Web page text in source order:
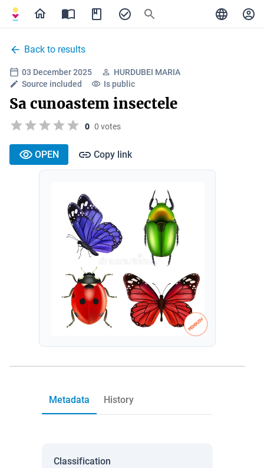
Back to results
03 December 2025
HURDUBEI MARIA
Source included
Is public
Sa cunoastem insectele
0 0 votes
OPEN Copy link
Metadata History
Classification